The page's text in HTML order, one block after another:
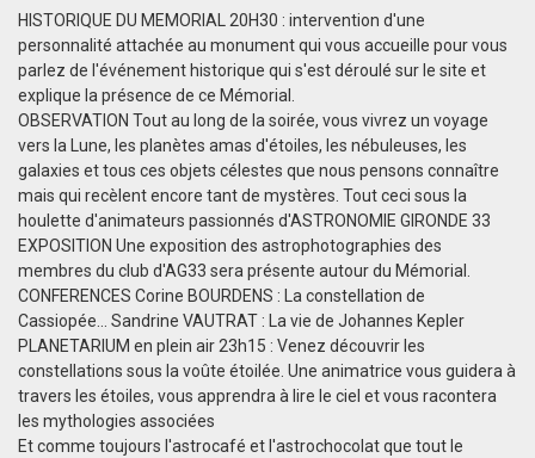
HISTORIQUE DU MEMORIAL 20H30 : intervention d'une
personnalité attachée au monument qui vous accueille pour vous
parlez de l'événement historique qui s'est déroulé sur le site et
explique la présence de ce Mémorial.
OBSERVATION Tout au long de la soirée, vous vivrez un voyage
vers la Lune, les planètes amas d'étoiles, les nébuleuses, les
galaxies et tous ces objets célestes que nous pensons connaître
mais qui recèlent encore tant de mystères. Tout ceci sous la
houlette d'animateurs passionnés d'ASTRONOMIE GIRONDE 33
EXPOSITION Une exposition des astrophotographies des
membres du club d'AG33 sera présente autour du Mémorial.
CONFERENCES Corine BOURDENS : La constellation de
Cassiopée... Sandrine VAUTRAT : La vie de Johannes Kepler
PLANETARIUM en plein air 23h15 : Venez découvrir les
constellations sous la voûte étoilée. Une animatrice vous guidera à
travers les étoiles, vous apprendra à lire le ciel et vous racontera
les mythologies associées
Et comme toujours l'astrocafé et l'astrochocolat que tout le